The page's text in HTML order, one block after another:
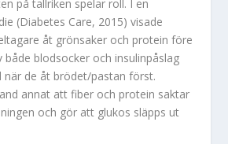
på tallriken spelar roll. I en
(Diabetes Care, 2015) visade
åt grönsaker och protein före
både blodsocker och insulinpåslag
de åt brödet/pastan först.
annat att fiber och protein saktar
och gör att glukos släpps ut